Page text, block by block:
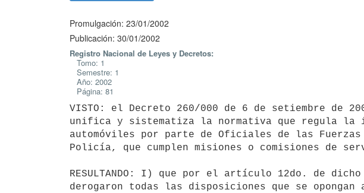
Promulgación: 23/01/2002
Publicación: 30/01/2002
Registro Nacional de Leyes y Decretos:
Tomo: 1
Semestre: 1
Año: 2002
Página: 81
VISTO: el Decreto 260/000 de 6 de setiembre de
unifica y sistematiza la normativa que regula la
automóviles por parte de Oficiales de las
Policía, que cumplen misiones o comisiones de
RESULTANDO: I) que por el artículo 12do. de
derogaron todas las disposiciones que se opongan